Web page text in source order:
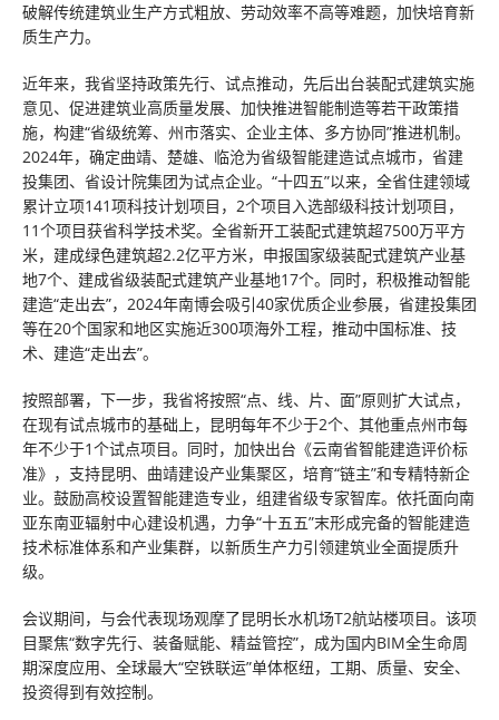
破解传统建筑业生产方式粗放、劳动效率不高等难题，加快培育新
质生产力。
近年来，我省坚持政策先行、试点推动，先后出台装配式建筑实施
意见、促进建筑业高质量发展、加快推进智能制造等若干政策措
施，构建“省级统筹、州市落实、企业主体、多方协同”推进机制。
2024年，确定曲靖、楚雄、临沧为省级智能建造试点城市，省建
投集团、省设计院集团为试点企业。“十四五”以来，全省住建领域
累计立项141项科技计划项目，2个项目入选部级科技计划项目，
11个项目获省科学技术奖。全省新开工装配式建筑超7500万平方
米，建成绿色建筑超2.2亿平方米，申报国家级装配式建筑产业基
地7个、建成省级装配式建筑产业基地17个。同时，积极推动智能
建造“走出去”，2024年南博会吸引40家优质企业参展，省建投集团
等在20个国家和地区实施近300项海外工程，推动中国标准、技
术、建造“走出去”。
按照部署，下一步，我省将按照“点、线、片、面”原则扩大试点，
在现有试点城市的基础上，昆明每年不少于2个、其他重点州市每
年不少于1个试点项目。同时，加快出台《云南省智能建造评价标
准》，支持昆明、曲靖建设产业集聚区，培育“链主”和专精特新企
业。鼓励高校设置智能建造专业，组建省级专家智库。依托面向南
亚东南亚辐射中心建设机遇，力争“十五五”末形成完备的智能建造
技术标准体系和产业集群，以新质生产力引领建筑业全面提质升
级。
会议期间，与会代表现场观摩了昆明长水机场T2航站楼项目。该项
目聚焦“数字先行、装备赋能、精益管控”，成为国内BIM全生命周
期深度应用、全球最大“空铁联运”单体枢纽，工期、质量、安全、
投资得到有效控制。